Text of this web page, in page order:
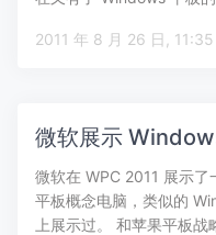
2011 年 8 月
微软展示
微软在 WPC 2011 展示
平板概念电脑，类似的
上展示过。 和苹果平板